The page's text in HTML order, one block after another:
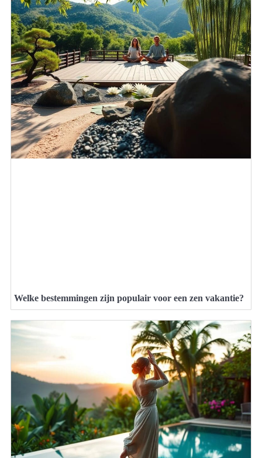
Welke bestemmingen zijn populair voor een zen vakantie?